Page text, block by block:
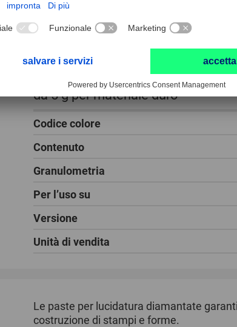
Pasta per lucidatura diamantata
da 5 g per materiale duro
Codice colore
Contenuto
Granulometria
Per l’uso su
Versione
Unità di vendita
Le paste per lucidatura diamantate
costruzione di stampi e forme.